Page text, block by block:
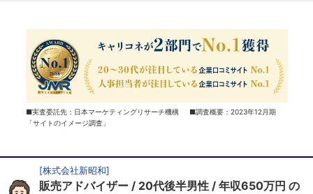
■実査委託先：日本マーケティングリサーチ機構 ■調査概要：2023年12月期
「サイトのイメージ調査」
[株式会社新昭和]
販売アドバイザー 20代後半男性 年収650万円 の